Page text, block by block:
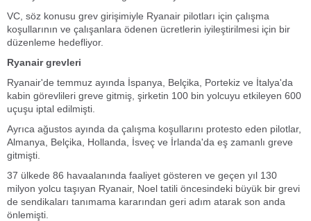
VC, söz konusu grev girişimiyle Ryanair pilotları için çalışma
koşullarının ve çalışanlara ödenen ücretlerin iyileştirilmesi için bir
düzenleme hedefliyor.
Ryanair grevleri
Ryanair'de temmuz ayında İspanya, Belçika, Portekiz ve İtalya'da
kabin görevlileri greve gitmiş, şirketin 100 bin yolcuyu etkileyen 600
uçuşu iptal edilmişti.
Ayrıca ağustos ayında da çalışma koşullarını protesto eden pilotlar,
Almanya, Belçika, Hollanda, İsveç ve İrlanda'da eş zamanlı greve
gitmişti.
37 ülkede 86 havaalanında faaliyet gösteren ve geçen yıl 130
milyon yolcu taşıyan Ryanair, Noel tatili öncesindeki büyük bir grevi
de sendikaları tanımama kararından geri adım atarak son anda
önlemişti.